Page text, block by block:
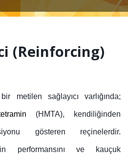
(Reinforcing)
metilen sağlayıcı varlığında;
(HMTA), kendiliğinden
gösteren reçinelerdir.
performansını ve kauçuk